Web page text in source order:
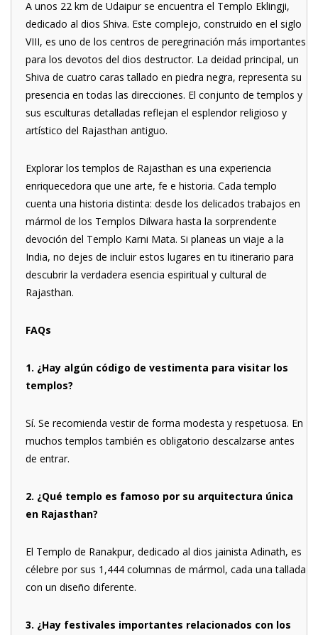
A unos 22 km de Udaipur se encuentra el Templo Eklingji,
dedicado al dios Shiva. Este complejo, construido en el siglo
VIII, es uno de los centros de peregrinación más importantes
para los devotos del dios destructor. La deidad principal, un
Shiva de cuatro caras tallado en piedra negra, representa su
presencia en todas las direcciones. El conjunto de templos y
sus esculturas detalladas reflejan el esplendor religioso y
artístico del Rajasthan antiguo.
Explorar los templos de Rajasthan es una experiencia
enriquecedora que une arte, fe e historia. Cada templo
cuenta una historia distinta: desde los delicados trabajos en
mármol de los Templos Dilwara hasta la sorprendente
devoción del Templo Karni Mata. Si planeas un viaje a la
India, no dejes de incluir estos lugares en tu itinerario para
descubrir la verdadera esencia espiritual y cultural de
Rajasthan.
FAQs
1. ¿Hay algún código de vestimenta para visitar los
templos?
Sí. Se recomienda vestir de forma modesta y respetuosa. En
muchos templos también es obligatorio descalzarse antes
de entrar.
2. ¿Qué templo es famoso por su arquitectura única
en Rajasthan?
El Templo de Ranakpur, dedicado al dios jainista Adinath, es
célebre por sus 1,444 columnas de mármol, cada una tallada
con un diseño diferente.
3. ¿Hay festivales importantes relacionados con los